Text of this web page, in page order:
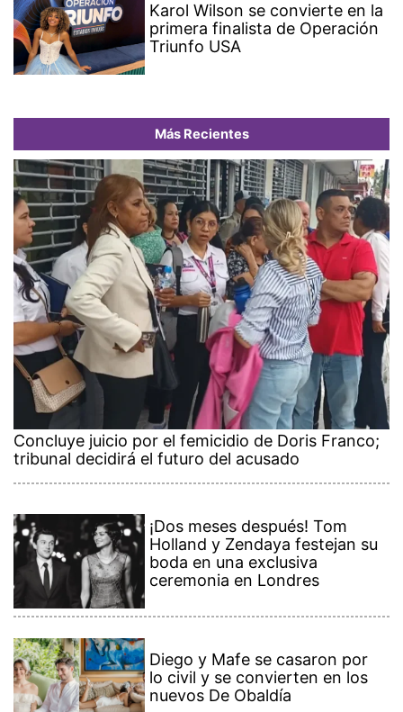
Karol Wilson se convierte en la
primera finalista de Operación
Triunfo USA
Más Recientes
Concluye juicio por el femicidio de Doris Franco;
tribunal decidirá el futuro del acusado
¡Dos meses después! Tom
Holland y Zendaya festejan su
boda en una exclusiva
ceremonia en Londres
Diego y Mafe se casaron por
lo civil y se convierten en los
nuevos De Obaldía